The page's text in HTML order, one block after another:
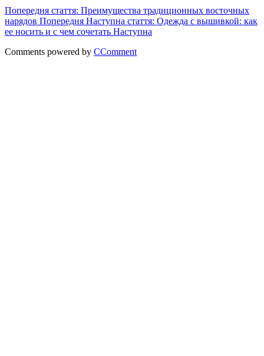
Попередня стаття: Преимущества традиционных восточных
нарядов Попередня Наступна стаття: Одежда с вышивкой: как
ее носить и с чем сочетать Наступна
Comments powered by CComment